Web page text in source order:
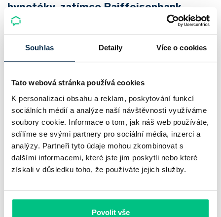
Souhlas Detaily Více o cookies
Tato webová stránka používá cookies
K personalizaci obsahu a reklam, poskytování funkcí
sociálních médií a analýze naší návštěvnosti využíváme
soubory cookie. Informace o tom, jak náš web používáte,
sdílíme se svými partnery pro sociální média, inzerci a
analýzy. Partneři tyto údaje mohou zkombinovat s
dalšími informacemi, které jste jim poskytli nebo které
získali v důsledku toho, že používáte jejich služby.
Povolit vše
hypotéky, zatímco Raiffeisenbank
prodloužila slevu do 6.9.2026
Český hypoteční trh na konci července 2026 potvrzuje, že
sazby zůstávají pod tlakem a část bank pokračuje v jejich